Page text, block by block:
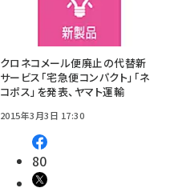
クロネコメール便廃止の代替新
サービス「宅急便コンパクト」「ネ
コポス」を発表、ヤマト運輸
2015年3月3日 17:30
80